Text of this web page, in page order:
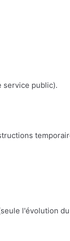
service public).
l'évolution